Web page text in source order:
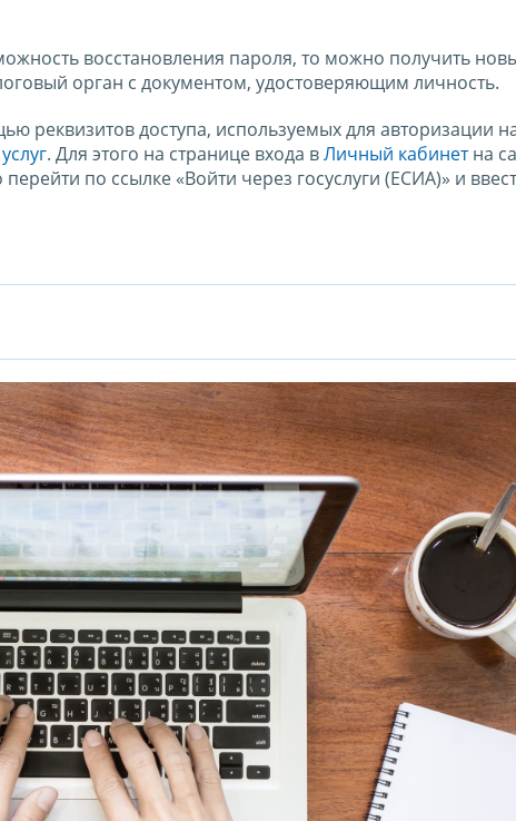
восстановления пароля, то можно получить
орган с документом, удостоверяющим личность.
реквизитов доступа, используемых для авторизации
. Для этого на странице входа вЛичный кабинетна
по ссылке «Войти через госуслуги (ЕСИА)» и